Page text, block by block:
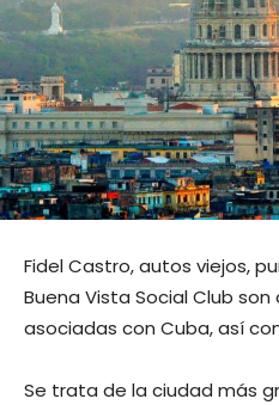
Fidel Castro, autos viejos,
Buena Vista Social Club
asociadas con Cuba, así
Se trata de la ciudad más